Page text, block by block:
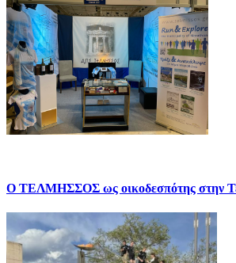
Ο ΤΕΛΜΗΣΣΟΣ ως οικοδεσπότης στην